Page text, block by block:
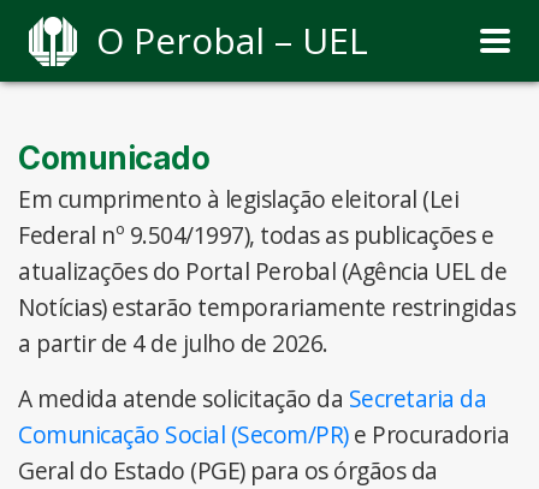
O Perobal – UEL
Comunicado
Em cumprimento à legislação eleitoral (Lei
Federal nº 9.504/1997), todas as publicações e
atualizações do Portal Perobal (Agência UEL de
Notícias) estarão temporariamente restringidas
a partir de 4 de julho de 2026.
A medida atende solicitação da Secretaria da
Comunicação Social (Secom/PR)e Procuradoria
Geral do Estado (PGE) para os órgãos da